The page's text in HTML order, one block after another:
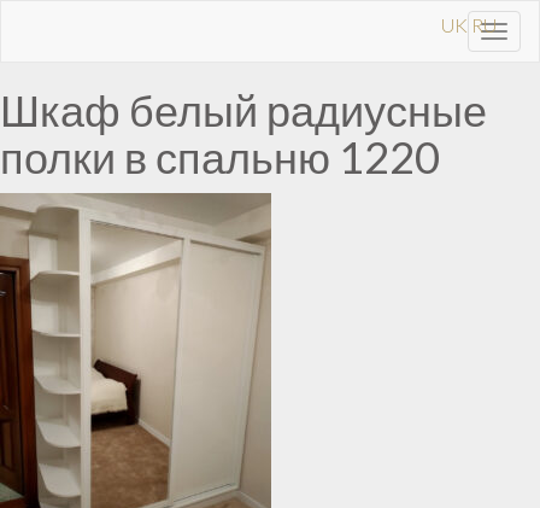
Шкаф белый радиусные
полки в спальню 1220
UK RU